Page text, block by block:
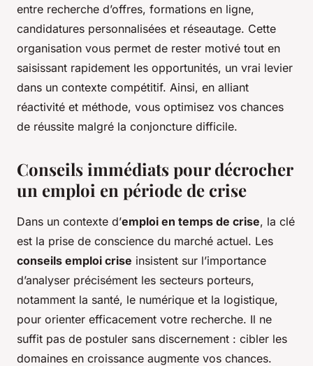
entre recherche d’offres, formations en ligne,
candidatures personnalisées et réseautage. Cette
organisation vous permet de rester motivé tout en
saisissant rapidement les opportunités, un vrai levier
dans un contexte compétitif. Ainsi, en alliant
réactivité et méthode, vous optimisez vos chances
de réussite malgré la conjoncture difficile.
Conseils immédiats pour décrocher
un emploi en période de crise
Dans un contexte d’emploi en temps de crise, la clé
est la prise de conscience du marché actuel. Les
conseils emploi crise insistent sur l’importance
d’analyser précisément les secteurs porteurs,
notamment la santé, le numérique et la logistique,
pour orienter efficacement votre recherche. Il ne
suffit pas de postuler sans discernement : cibler les
domaines en croissance augmente vos chances.